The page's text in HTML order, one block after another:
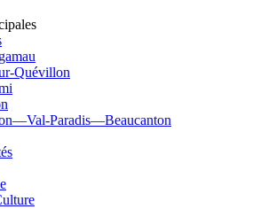
Quévillon
Paradis—Beaucanton